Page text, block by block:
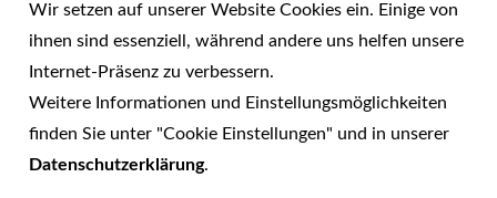
alma KÜCHEN - Wir sind für Sie
erreichbar!
24.04.2021
Wir setzen auf unserer Website Cookies ein. Einige von
ihnen sind essenziell, während andere uns helfen unsere
Internet-Präsenz zu verbessern.
Weitere Informationen und Einstellungsmöglichkeiten
finden Sie unter "Cookie Einstellungen" und in unserer
Datenschutzerklärung.